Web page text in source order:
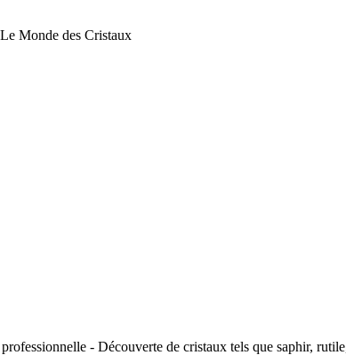
Monde des Cristaux
- Découverte de cristaux tels que saphir,